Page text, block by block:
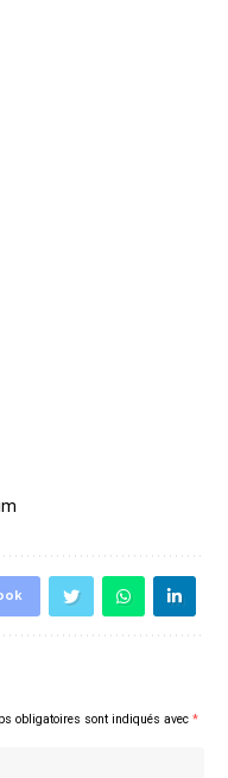
obligatoires sont indiqués avec *